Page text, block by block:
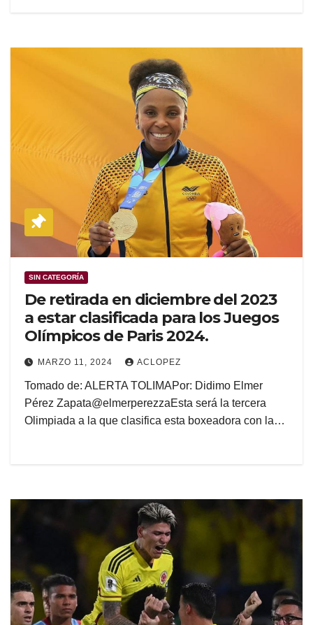
SIN CATEGORÍA
De retirada en diciembre del 2023
a estar clasificada para los Juegos
Olímpicos de Paris 2024.
MARZO 11, 2024 ACLOPEZ
Tomado de: ALERTA TOLIMAPor: Didimo Elmer
Pérez Zapata@elmerperezzaEsta será la tercera
Olimpiada a la que clasifica esta boxeadora con la…